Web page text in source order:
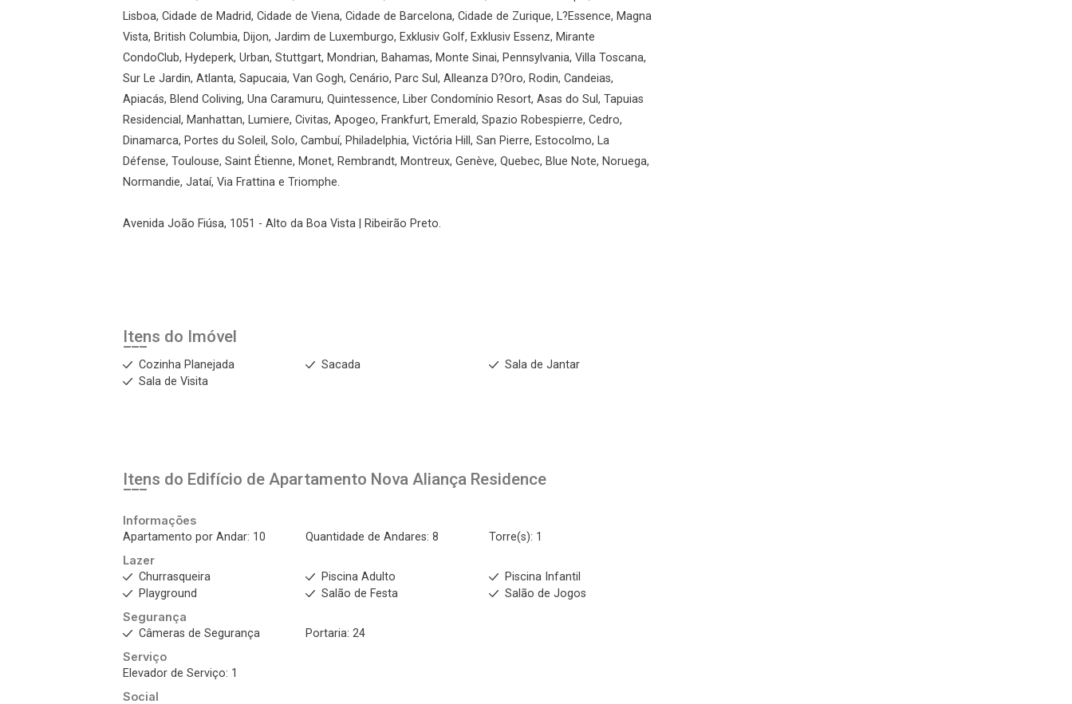
Lisboa, Cidade de Madrid, Cidade de Viena, Cidade de Barcelona, Cidade de Zurique, L?Essence, Magna
Vista, British Columbia, Dijon, Jardim de Luxemburgo, Exklusiv Golf, Exklusiv Essenz, Mirante
CondoClub, Hydeperk, Urban, Stuttgart, Mondrian, Bahamas, Monte Sinai, Pennsylvania, Villa Toscana,
Sur Le Jardin, Atlanta, Sapucaia, Van Gogh, Cenário, Parc Sul, Alleanza D?Oro, Rodin, Candeias,
Apiacás, Blend Coliving, Una Caramuru, Quintessence, Liber Condomínio Resort, Asas do Sul, Tapuias
Residencial, Manhattan, Lumiere, Civitas, Apogeo, Frankfurt, Emerald, Spazio Robespierre, Cedro,
Dinamarca, Portes du Soleil, Solo, Cambuí, Philadelphia, Victória Hill, San Pierre, Estocolmo, La
Défense, Toulouse, Saint Étienne, Monet, Rembrandt, Montreux, Genève, Quebec, Blue Note, Noruega,
Normandie, Jataí, Via Frattina e Triomphe.
Avenida João Fiúsa, 1051 - Alto da Boa Vista | Ribeirão Preto.
Itens do Imóvel
Cozinha Planejada Sacada
Sala de Jantar
Sala de Visita
Itens do Edifício de Apartamento Nova Aliança Residence
Informações
Apartamento por Andar: 10
Quantidade de Andares: 8
Torre(s): 1
Lazer
Churrasqueira
Piscina Adulto
Piscina Infantil
Playground
Salão de Festa
Salão de Jogos
Segurança
Câmeras de Segurança
Portaria: 24
Serviço
Elevador de Serviço: 1
Social